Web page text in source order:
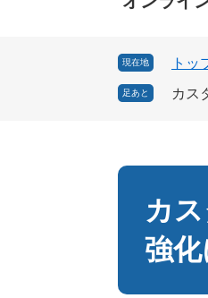
現在地 トッ
足あと カス
カ
強